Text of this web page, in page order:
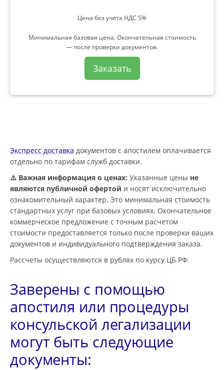
Цена без учета НДС 5%
Минимальная базовая цена. Окончательная стоимость
— после проверки документов.
Заказать
Экспресс доставка документов с апостилем оплачивается
отдельно по тарифам служб доставки.
⚠️ Важная информация о ценах: Указанные цены не
являются публичной офертой и носят исключительно
ознакомительный характер. Это минимальная стоимость
стандартных услуг при базовых условиях. Окончательное
коммерческое предложение с точным расчетом
стоимости предоставляется только после проверки ваших
документов и индивидуального подтверждения заказа.
Рассчеты осуществляются в рублях по курсу ЦБ РФ.
Заверены с помощью
апостиля или процедуры
консульской легализации
могут быть следующие
документы: